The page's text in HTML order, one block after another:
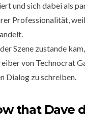
und sich dabei als
Professionalität,
Szene zustande
von Technocrat
Dialog zu schreiben.
that Dave